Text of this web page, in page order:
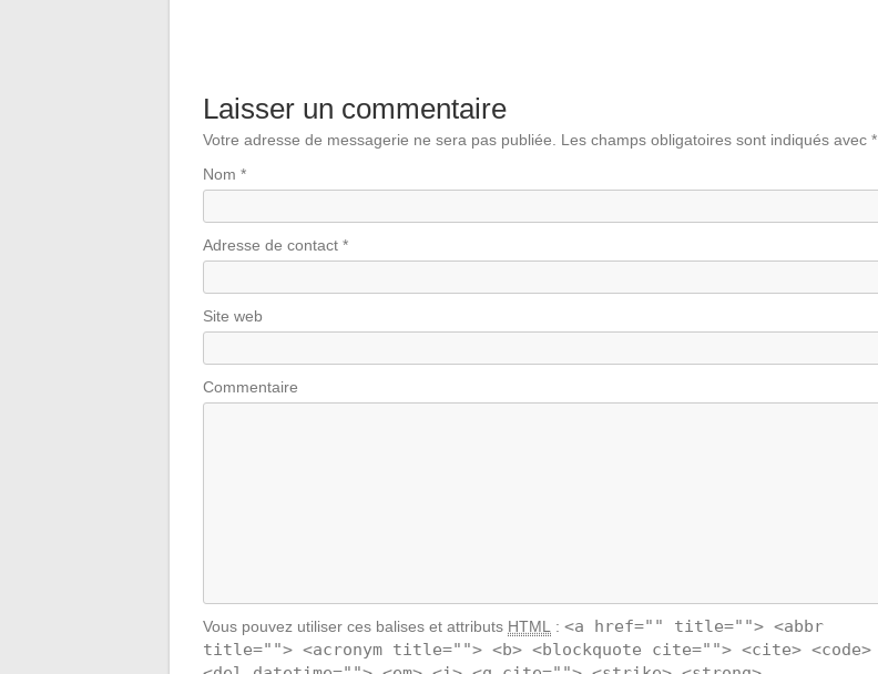
Laisser un commentaire
Votre adresse de messagerie ne sera pas publiée. Les champs obligatoires sont indiqués avec *
Nom *
Adresse de contact *
Site web
Commentaire
Vous pouvez utiliser ces balises et attributs HTML : <a href="" title=""> <abbr
title=""> <acronym title=""> <b> <blockquote cite=""> <cite> <code>